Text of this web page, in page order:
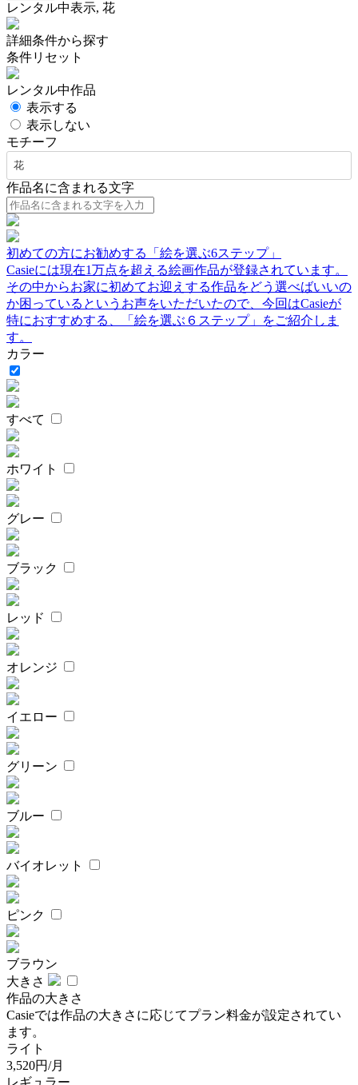
レンタル中表示, 花
詳細条件から探す
条件リセット
レンタル中作品
表示する
表示しない
モチーフ
花
作品名に含まれる文字
初めての方にお勧めする「絵を選ぶ6ステップ」
Casieには現在1万点を超える絵画作品が登録されています。
その中からお家に初めてお迎えする作品をどう選べばいいの
か困っているというお声をいただいたので、今回はCasieが
特におすすめする、「絵を選ぶ６ステップ」をご紹介しま
す。
カラー
すべて
ホワイト
グレー
ブラック
レッド
オレンジ
イエロー
グリーン
ブルー
バイオレット
ピンク
ブラウン
大きさ
作品の大きさ
Casieでは作品の大きさに応じてプラン料金が設定されてい
ます。
ライト
3,520円/月
レギュラー